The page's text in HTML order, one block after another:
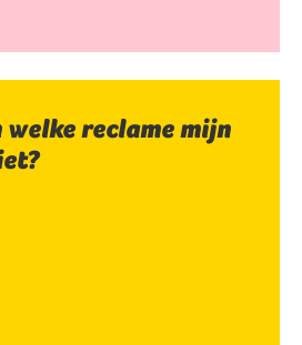
welke reclame mijn